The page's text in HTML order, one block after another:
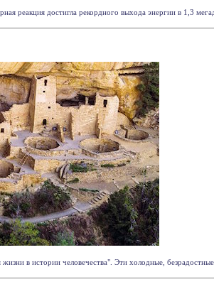
реакция достигла рекордного выхода энергии в 1,3
в истории человечества". Эти холодные,